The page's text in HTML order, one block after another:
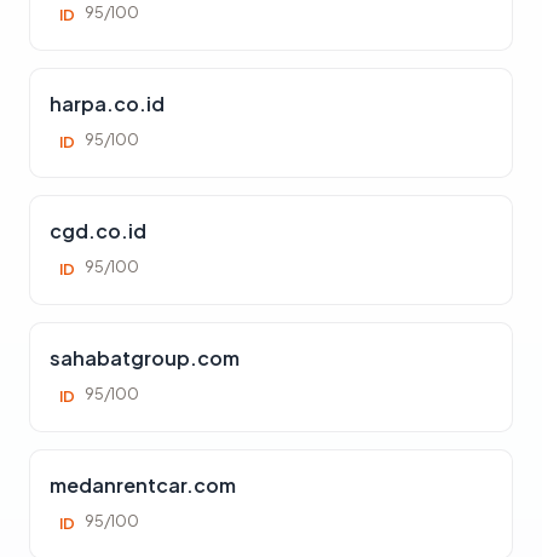
ID 95/100
harpa.co.id
ID 95/100
cgd.co.id
ID 95/100
sahabatgroup.com
ID 95/100
medanrentcar.com
ID 95/100